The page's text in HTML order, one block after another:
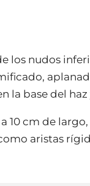
los nudos
la base del
10 cm de
aristas